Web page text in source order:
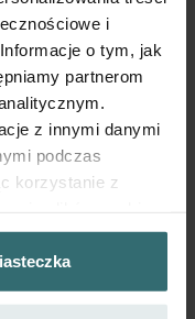
i
o tym, jak
partnerom
z innymi danymi
podczas
korzystanie z
bez kosztów wysyłki
Subskrybuj